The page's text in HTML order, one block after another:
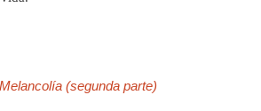
(segunda parte)